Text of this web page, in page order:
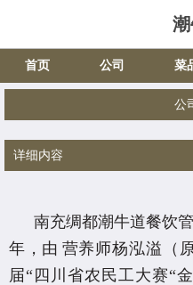
首页 公司 菜
公
详细内容
南充绸都潮牛道餐饮
年 ，由 营养师杨泓溢（
届“四川省农民工大赛“